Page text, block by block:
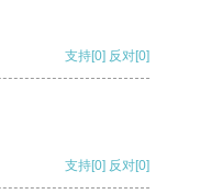
支持[0] 反对[0]
支持[0] 反对[0]